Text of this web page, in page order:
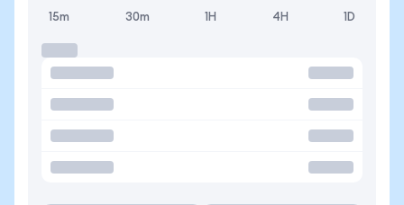
15m 30m 1H 4H 1D